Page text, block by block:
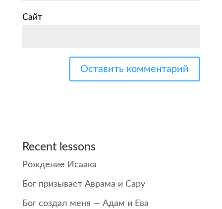
Сайт
Recent lessons
Рождение Исаака
Бог призывает Аврама и Сару
Бог создал меня — Адам и Ева